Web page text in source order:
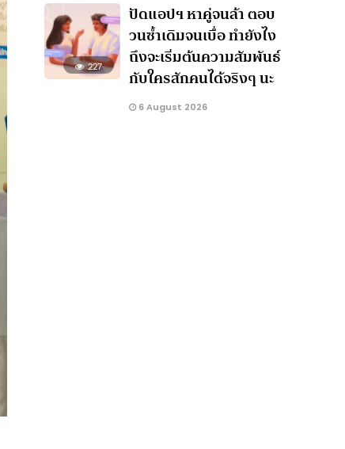
227
ปัดแอปฯ หาคู่จนล้า ตอบ
วนซ้ำเดิมจนเบื่อ ทำยังไง
ถึงจะเริ่มต้นความสัมพันธ์
กับใครสักคนได้จริงๆ นะ
6 August 2026